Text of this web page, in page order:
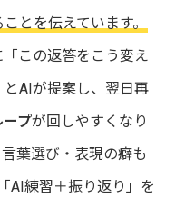
とを伝えています。
この返答をこう変え
AIが提案し、翌日再
ープが回しやすくなり
葉選び・表現の癖も
AI練習＋振り返り」を